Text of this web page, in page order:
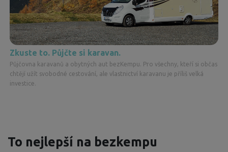
Zkuste to. Půjčte si karavan.
Půjčovna karavanů a obytných aut bezKempu. Pro všechny, kteří si občas
chtějí užít svobodné cestování, ale vlastnictví karavanu je příliš velká
investice.
To nejlepší na bezkempu